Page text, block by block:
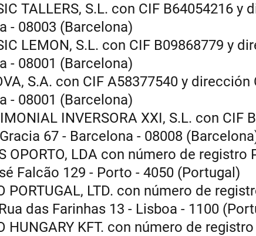
TALLERS, S.L. con CIF B64054216
- 08003 (Barcelona)
LEMON, S.L. con CIF B09868779 y
- 08001 (Barcelona)
S.A. con CIF A58377540 y dirección
- 08001 (Barcelona)
INVERSORA XXI, S.L. con CIF
67 - Barcelona - 08008
OPORTO, LDA con número de
Falcão 129 - Porto - 4050 (Portugal)
PORTUGAL, LTD. con número de
das Farinhas 13 - Lisboa - 1100
HUNGARY KFT. con número de